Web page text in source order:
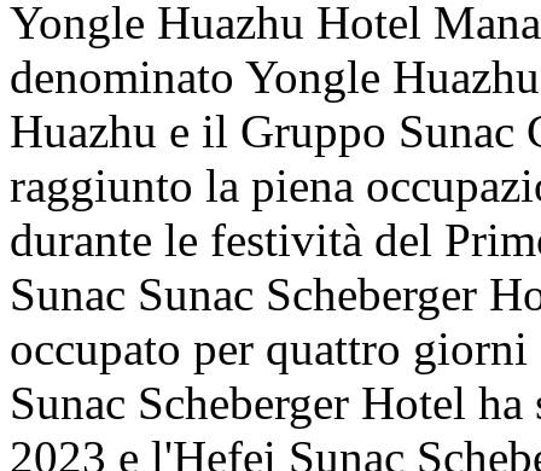
Yongle Huazhu Hotel
denominato Yongle
Huazhu e il Gruppo Sunac
raggiunto la piena
durante le festività del
Sunac Sunac Scheberger
occupato per quattro
Sunac Scheberger Hotel
2023 e l'Hefei Sunac